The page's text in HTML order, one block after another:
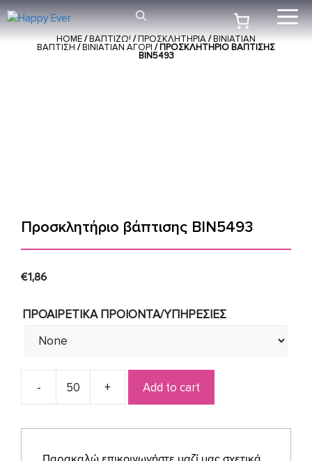
Μετάβαση
σε
περιεχόμενοHOME/ΒΑΠΤΙΖΩ!/ΠΡΟΣΚΛΗΤΗΡΙΑ/ΒΙΝΙΑΤΙΑΝ
ΒΑΠΤΙΣΗ /BINIATIAN ΑΓΟΡΙ / ΠΡΟΣΚΛΗΤΉΡΙΟ ΒΆΠΤΙΣΗΣ
ΒΙΝ5493
Προσκλητήριο βάπτισης ΒΙΝ5493
€1,86
ΠΡΟΑΙΡΕΤΙΚΑ ΠΡΟΙΟΝΤΑ/ΥΠΗΡΕΣΙΕΣ
Προσκλητήριο
ΒΙΝ5493
Add to cart
Παρακαλώ επικοινωνήστε μαζί μας σχετικά